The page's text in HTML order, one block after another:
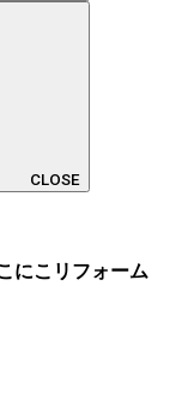
CLOSE
にこリフォーム